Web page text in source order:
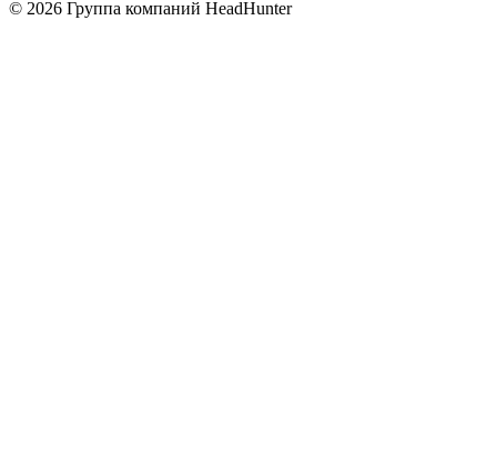
© 2026 Группа компаний HeadHunter